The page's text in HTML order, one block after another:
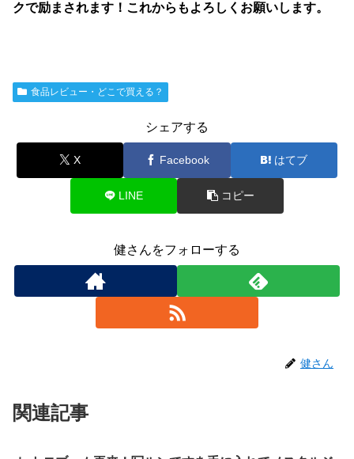
クで励まされます！これからもよろしくお願いします。
食品レビュー・どこで買える？
シェアする
X Facebook はてブ
LINE コピー
健さんをフォローする
健さん
関連記事